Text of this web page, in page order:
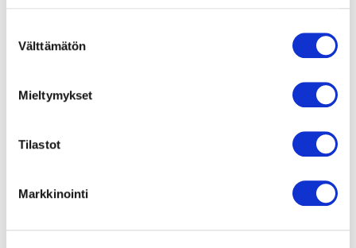
valinta
Välttämätön
Mieltymykset
Tilastot
Markkinointi
Kuulalaakerit
Lakattu teräspelti
Teräspelti, musta
Asennusasento